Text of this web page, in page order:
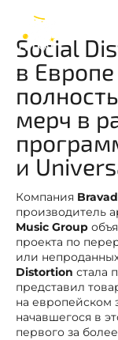
Social
в
мерч в
и
Компания
производитель
Music Group
проекта по
или
Distortion стала
представил
на европейском
начавшегося в
первого за